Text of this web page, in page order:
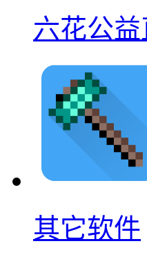
六花公
其它软件